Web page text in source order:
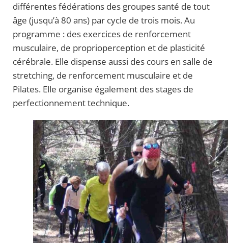
différentes fédérations des groupes santé de tout
âge (jusqu’à 80 ans) par cycle de trois mois. Au
programme : des exercices de renforcement
musculaire, de proprioperception et de plasticité
cérébrale. Elle dispense aussi des cours en salle de
stretching, de renforcement musculaire et de
Pilates. Elle organise également des stages de
perfectionnement technique.